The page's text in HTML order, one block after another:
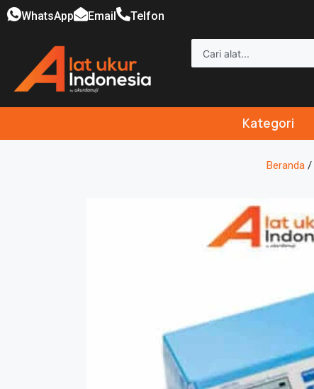
WhatsApp Email Telfon
Kategori
Beranda/